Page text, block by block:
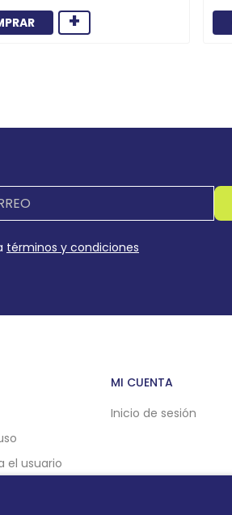
+
términos y condiciones
el usuario
MI CUENTA
Inicio de sesión